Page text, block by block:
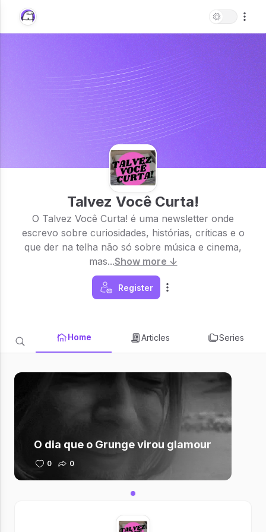
Talvez Você Curta!
O Talvez Você Curta! é uma newsletter onde
escrevo sobre curiosidades, histórias, críticas e o
que der na telha não só sobre música e cinema,
mas...Show more ↓
Register
Home Articles Series
O dia que o Grunge virou glamour
0 0